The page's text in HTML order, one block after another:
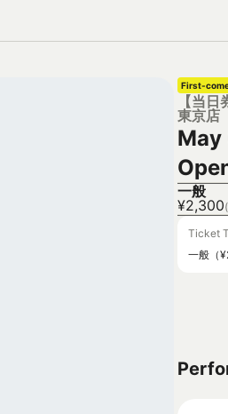
First-
【当
東京店
一般
¥2,300
Ticket
一般（